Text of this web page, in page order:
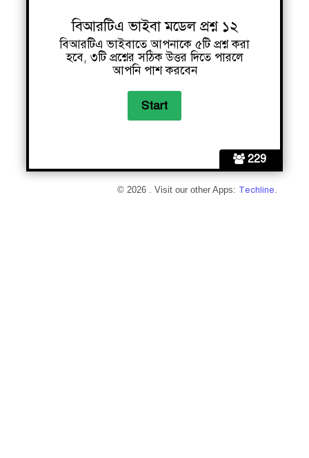
229
বিআরটিএ ভাইবা মডেল প্রশ্ন ১২
বিআরটিএ ভাইবাতে আপনাকে ৫টি প্রশ্ন করা
হবে, ৩টি প্রশ্নের সঠিক উত্তর দিতে পারলে
আপনি পাশ করবেন
© 2026 . Visit our other Apps: Techline.